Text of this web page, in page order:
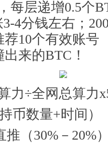
每层递增0.5个
4分钱左右；
10个有效账号
来的BTC！
力÷全网总算力
币数量+时间）
推（30%－20%